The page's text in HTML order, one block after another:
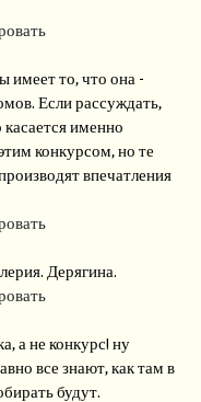
имеет то, что она -
Если рассуждать,
именно
конкурсом, но те
впечатления
Дерягина.
а не конкурс! ну
все знают, как там в
будут.